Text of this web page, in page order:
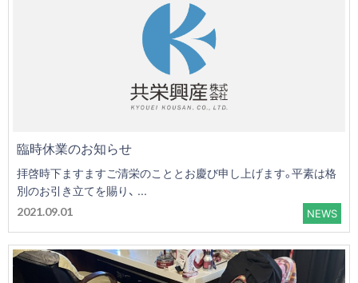
臨時休業のお知らせ
拝啓時下ますますご清栄のこととお慶び申し上げます。平素は格
別のお引き立てを賜り、 ...
2021.09.01 NEWS